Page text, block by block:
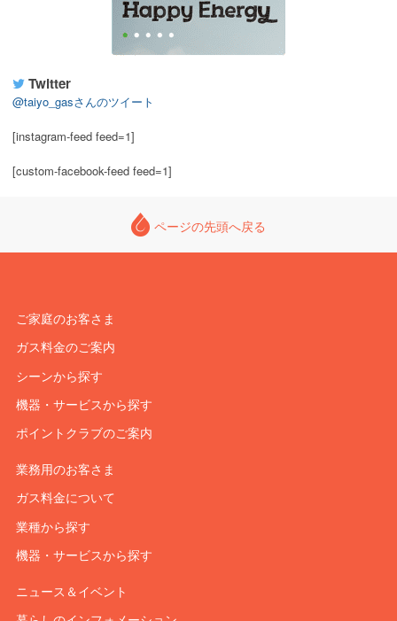
Twitter
@taiyo_gasさんのツイート
[instagram-feed feed=1]
[custom-facebook-feed feed=1]
ページの先頭へ戻る
ご家庭のお客さま
ガス料金のご案内
シーンから探す
機器・サービスから探す
ポイントクラブのご案内
業務用のお客さま
ガス料金について
業種から探す
機器・サービスから探す
ニュース＆イベント